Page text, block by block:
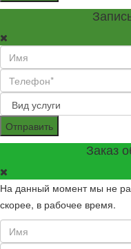
Отправить
Заказ
На данный момент мы не
скорее, в рабочее время.